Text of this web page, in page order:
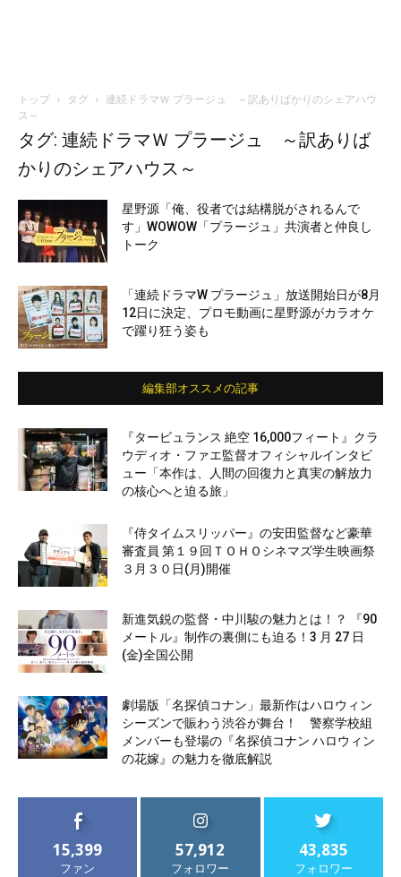
トップ タグ
連続ドラマＷ プラージュ ～訳ありばかりのシェアハウ
ス～
タグ: 連続ドラマＷ プラージュ ～訳ありば
かりのシェアハウス～
星野源「俺、役者では結構脱がされるんで
す」WOWOW「プラージュ」共演者と仲良し
トーク
「連続ドラマW プラージュ」放送開始日が8月
12日に決定、プロモ動画に星野源がカラオケ
で躍り狂う姿も
編集部オススメの記事
『タービュランス 絶空 16,000フィート』クラ
ウディオ・ファエ監督オフィシャルインタビ
ュー「本作は、人間の回復力と真実の解放力
の核心へと迫る旅」
『侍タイムスリッパー』の安田監督など豪華
審査員 第１９回ＴＯＨＯシネマズ学生映画祭
３月３０日(月)開催
新進気鋭の監督・中川駿の魅力とは！？ 『90
メートル』制作の裏側にも迫る！3 月 27 日
(金)全国公開
劇場版「名探偵コナン」最新作はハロウィン
シーズンで賑わう渋谷が舞台！ 警察学校組
メンバーも登場の『名探偵コナン ハロウィン
の花嫁』の魅力を徹底解説
15,399
ファン
57,912
フォロワー
43,835
フォロワー